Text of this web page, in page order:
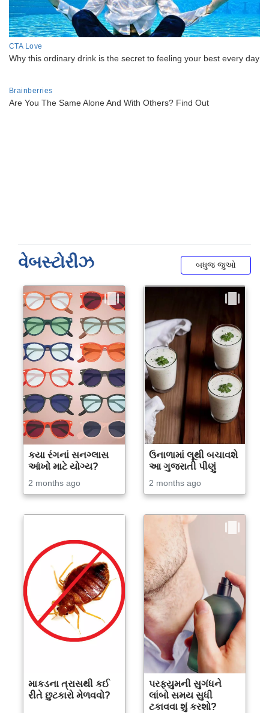
વેબસ્ટોરીઝ બધુજ જુઓ
કયા રંગનાં સનગ્લાસ
આંખો માટે યોગ્ય?
2 months ago
ઉનાળામાં લૂથી બચાવશે
આ ગુજરાતી પીણું
2 months ago
માકડના ત્રાસથી કઈ
રીતે છુટકારો મેળવવો?
પરફ્યુમની સુગંધને
લાંબો સમય સુધી
ટકાવવા શું કરશો?